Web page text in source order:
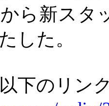
ら新スタ
した。
下のリン